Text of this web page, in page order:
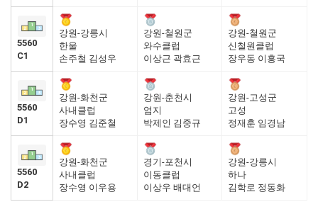
5560
C1
강원-강릉시
한울
손주철 김성우
강원-철원군
와수클럽
이상근 곽효근
강원-철원군
신철원클럽
장우동 이흥국
5560
D1
강원-화천군
사내클럽
장수영 김준철
강원-춘천시
엄지
박제인 김중규
강원-고성군
고성
정재훈 임경남
5560
D2
강원-화천군
사내클럽
장수영 이우용
경기-포천시
이동클럽
이상우 배대언
강원-강릉시
하나
김학로 정동화